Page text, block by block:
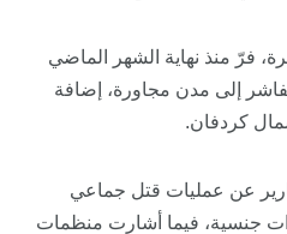
فرّ منذ نهاية الشهر الماضي
من الفاشر إلى مدن مجاورة، إضافة
عن عمليات قتل جماعي
جنسية، فيما أشارت منظمات